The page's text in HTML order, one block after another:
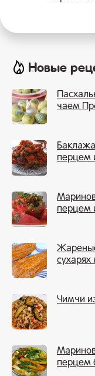
Новые
чаем
перцем
перцем
сухарях
Чимчи
перцем